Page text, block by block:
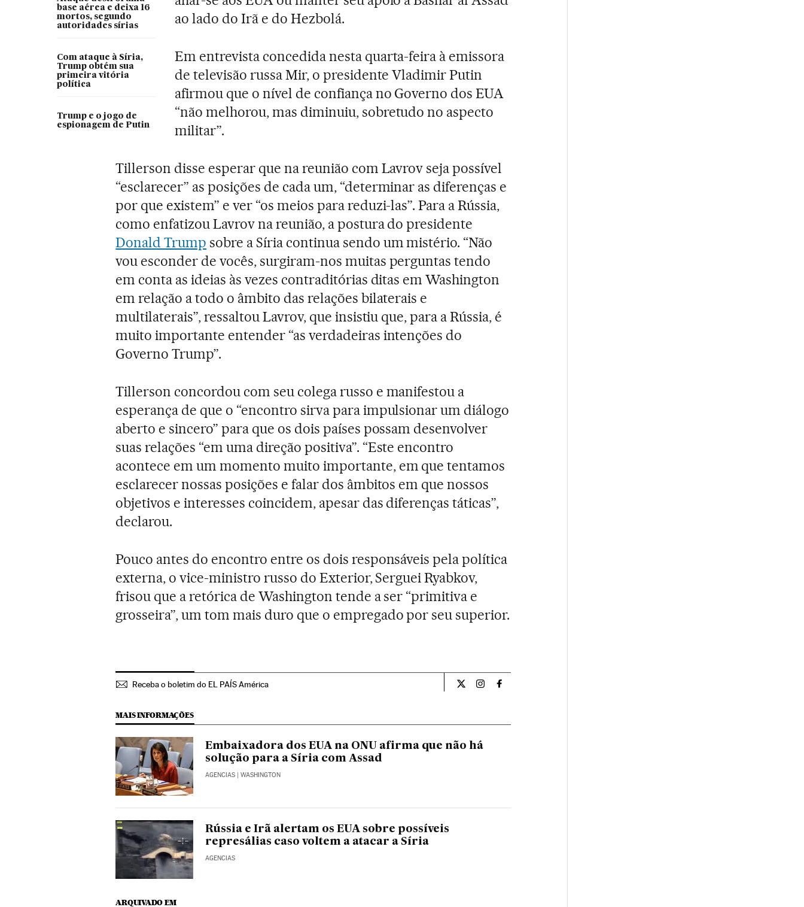
base aérea e deixa 16
mortos, segundo
autoridades sírias
Com ataque à Síria,
Trump obtém sua
primeira vitória
política
Trump e o jogo de
espionagem de Putin
ao lado do Irã e do Hezbolá.
Em entrevista concedida nesta quarta-feira à emissora
de televisão russa Mir, o presidente Vladimir Putin
afirmou que o nível de confiança no Governo dos EUA
“não melhorou, mas diminuiu, sobretudo no aspecto
militar”.
Tillerson disse esperar que na reunião com Lavrov seja possível
“esclarecer” as posições de cada um, “determinar as diferenças e
por que existem” e ver “os meios para reduzi-las”. Para a Rússia,
como enfatizou Lavrov na reunião, a postura do presidente
Donald Trump sobre a Síria continua sendo um mistério. “Não
vou esconder de vocês, surgiram-nos muitas perguntas tendo
em conta as ideias às vezes contraditórias ditas em Washington
em relação a todo o âmbito das relações bilaterais e
multilaterais”, ressaltou Lavrov, que insistiu que, para a Rússia, é
muito importante entender “as verdadeiras intenções do
Governo Trump”.
Tillerson concordou com seu colega russo e manifestou a
esperança de que o “encontro sirva para impulsionar um diálogo
aberto e sincero” para que os dois países possam desenvolver
suas relações “em uma direção positiva”. “Este encontro
acontece em um momento muito importante, em que tentamos
esclarecer nossas posições e falar dos âmbitos em que nossos
objetivos e interesses coincidem, apesar das diferenças táticas”,
declarou.
Pouco antes do encontro entre os dois responsáveis pela política
externa, o vice-ministro russo do Exterior, Serguei Ryabkov,
frisou que a retórica de Washington tende a ser “primitiva e
grosseira”, um tom mais duro que o empregado por seu superior.
Receba o boletim do EL PAÍS América Internacional El País Brasil en Twitter
Internacional El País Brasil en Instagram
Internacional El País Brasil en Facebook
MAIS INFORMAÇÕES
Embaixadora dos EUA na ONU afirma que não há
solução para a Síria com Assad
AGENCIAS | WASHINGTON
Rússia e Irã alertam os EUA sobre possíveis
represálias caso voltem a atacar a Síria
AGENCIAS
ARQUIVADO EM